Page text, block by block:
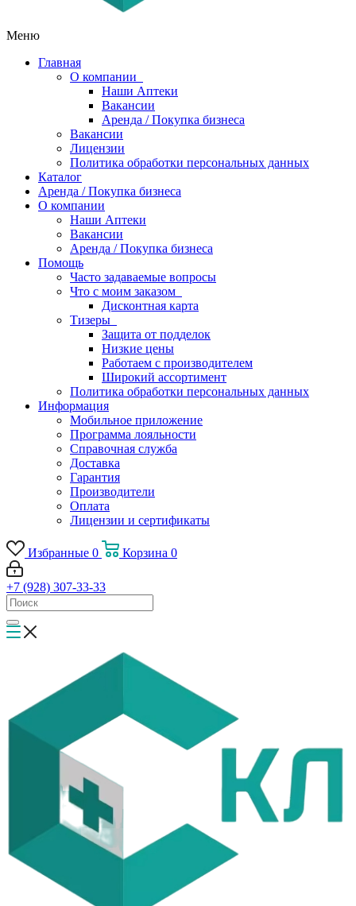
Меню
Главная
О компании
Наши Аптеки
Вакансии
Аренда / Покупка бизнеса
Вакансии
Лицензии
Политика обработки персональных данных
Каталог
Аренда / Покупка бизнеса
О компании
Наши Аптеки
Вакансии
Аренда / Покупка бизнеса
Помощь
Часто задаваемые вопросы
Что с моим заказом
Дисконтная карта
Тизеры
Защита от подделок
Низкие цены
Работаем с производителем
Широкий ассортимент
Политика обработки персональных данных
Информация
Мобильное приложение
Программа лояльности
Справочная служба
Доставка
Гарантия
Производители
Оплата
Лицензии и сертификаты
Избранные 0 Корзина 0
+7 (928) 307-33-33